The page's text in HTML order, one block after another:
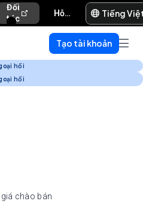
Đối
tác
Hỗ trợ và trợ giúp Tiếng
Tạo tài khoản
hối
hối
chào bán